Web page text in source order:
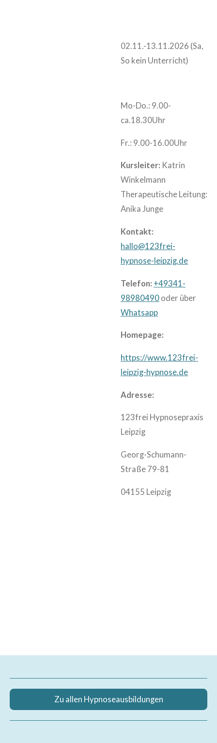
02.11.-13.11.2026 (Sa,
So kein Unterricht)
Mo-Do.: 9.00-
ca.18.30Uhr
Fr.: 9.00-16.00Uhr
Kursleiter: Katrin
Winkelmann
Therapeutische Leitung:
Anika Junge
Kontakt:
hallo@123frei-
hypnose-leipzig.de
Telefon: +49341-
98980490 oder über
Whatsapp
Homepage:
https://www.123frei-
leipzig-hypnose.de
Adresse:
123frei Hypnosepraxis
Leipzig
Georg-Schumann-
Straße 79-81
04155 Leipzig
Zu allen Hypnoseausbildungen